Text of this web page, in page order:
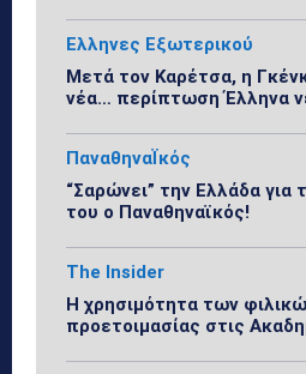
Ελληνες Εξωτερικού
Μετά τον Καρέτσα, η Γκένκ
νέα… περίπτωση Έλληνα
ΠαναθηναΪκός
“Σαρώνει” την Ελλάδα για
του ο Παναθηναϊκός!
The Insider
Η χρησιμότητα των
προετοιμασίας στις